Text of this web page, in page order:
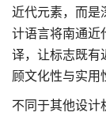
近代元素，而是
计语言将南通近
译，让标志既有
顾文化性与实用
不同于其他设计